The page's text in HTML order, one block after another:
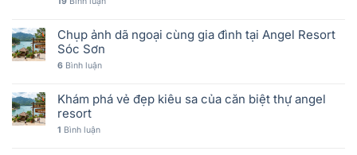
Chụp ảnh dã ngoại cùng gia đình tại Angel Resort
Sóc Sơn
6 Bình luận
Khám phá vẻ đẹp kiêu sa của căn biệt thự angel
resort
1 Bình luận